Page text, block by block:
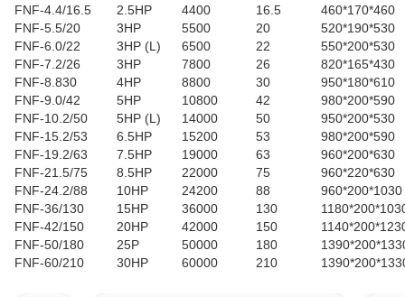
FNF-4.4/16.5
2.5HP 4400 16.5
460*170*460
FNF-5.5/20
3HP 5500 20
520*190*530
FNF-6.0/22
3HP (L) 6500 22
550*200*530
FNF-7.2/26
3HP 7800 26
820*165*430
FNF-8.830
4HP 8800 30
950*180*610
FNF-9.0/42
5HP 10800 42
980*200*590
FNF-10.2/50
5HP (L) 14000 50
950*200*530
FNF-15.2/53
6.5HP 15200 53
980*200*590
FNF-19.2/63
7.5HP 19000 63
960*200*630
FNF-21.5/75
8.5HP 22000 75
960*220*630
FNF-24.2/88
10HP 24200 88
960*200*1030
FNF-36/130
15HP 36000 130
FNF-42/150
20HP 42000 150
FNF-50/180
25P 50000 180
FNF-60/210
30HP 60000 210